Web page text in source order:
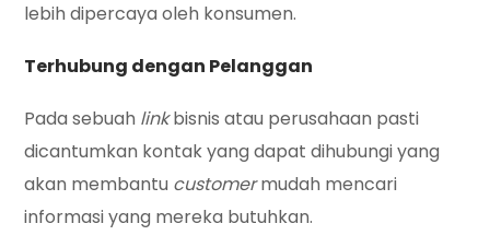
lebih dipercaya oleh konsumen.
Terhubung dengan Pelanggan
Pada sebuah linkbisnis atau perusahaan pasti
dicantumkan kontak yang dapat dihubungi yang
akan membantu customermudah mencari
informasi yang mereka butuhkan.